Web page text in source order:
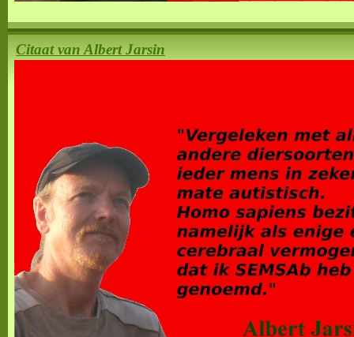
Citaat van Albert Jarsin